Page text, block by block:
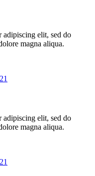
adipiscing elit, sed do
magna aliqua.
adipiscing elit, sed do
magna aliqua.